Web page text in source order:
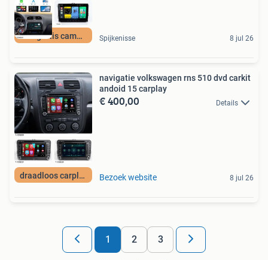
met gratis camera Spijkenisse 8 jul 26
draadloos carplay
navigatie volkswagen rns 510 dvd carkit
andoid 15 carplay
€ 400,00 Details
Bezoek website 8 jul 26
1 2 3